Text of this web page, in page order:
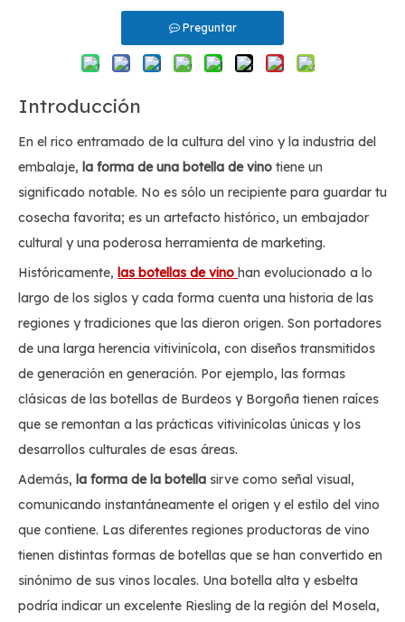
Preguntar
Introducción
En el rico entramado de la cultura del vino y la industria del
embalaje, la forma de una botella de vino tiene un
significado notable. No es sólo un recipiente para guardar tu
cosecha favorita; es un artefacto histórico, un embajador
cultural y una poderosa herramienta de marketing.
Históricamente, las botellas de vino han evolucionado a lo
largo de los siglos y cada forma cuenta una historia de las
regiones y tradiciones que las dieron origen. Son portadores
de una larga herencia vitivinícola, con diseños transmitidos
de generación en generación. Por ejemplo, las formas
clásicas de las botellas de Burdeos y Borgoña tienen raíces
que se remontan a las prácticas vitivinícolas únicas y los
desarrollos culturales de esas áreas.
Además, la forma de la botella sirve como señal visual,
comunicando instantáneamente el origen y el estilo del vino
que contiene. Las diferentes regiones productoras de vino
tienen distintas formas de botellas que se han convertido en
sinónimo de sus vinos locales. Una botella alta y esbelta
podría indicar un excelente Riesling de la región del Mosela,